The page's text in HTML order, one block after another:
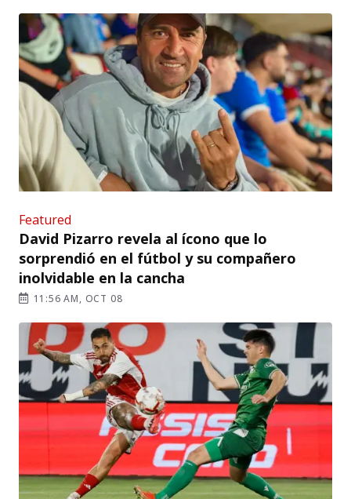
Featured
David Pizarro revela al ícono que lo
sorprendió en el fútbol y su compañero
inolvidable en la cancha
11:56 AM, OCT 08